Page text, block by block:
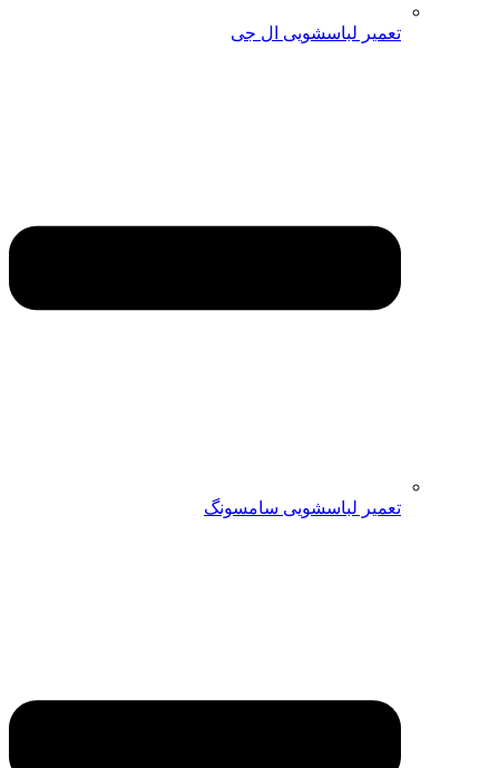
تعمیر لباسشویی ال جی
تعمیر لباسشویی سامسونگ